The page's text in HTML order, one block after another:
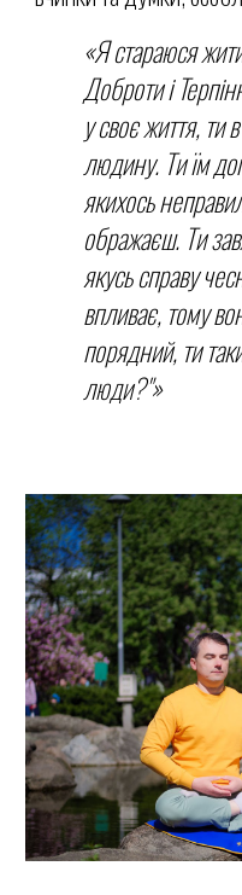
«Я стараюся
Доброти і
у своє життя, ти
людину. Ти їм
якихось
ображаєш. Ти
якусь справу
впливає, тому
порядний, ти
люди?"»